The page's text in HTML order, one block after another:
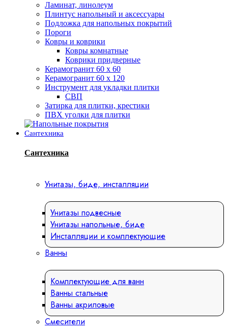
Ламинат, линолеум
Плинтус напольный и аксессуары
Подложка для напольных покрытий
Пороги
Ковры и коврики
Ковры комнатные
Коврики придверные
Керамогранит 60 х 60
Керамогранит 60 х 120
Инструмент для укладки плитки
СВП
Затирка для плитки, крестики
ПВХ уголки для плитки
Сантехника
Сантехника
Унитазы, биде, инсталляции
Унитазы подвесные
Унитазы напольные, биде
Инсталляции и комплектующие
Ванны
Комплектующие для ванн
Ванны стальные
Ванны акриловые
Смесители